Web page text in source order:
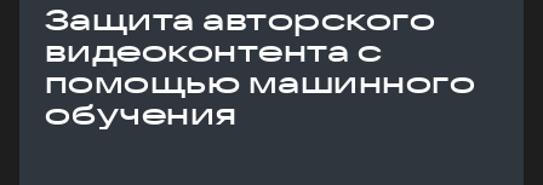
Защита авторского
видеоконтента с
помощью машинного
обучения